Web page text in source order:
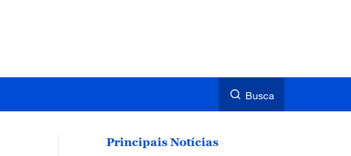
Busca
Principais Notícias